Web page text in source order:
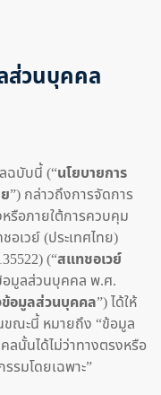
ส่วนบุคคล
ฉบับนี้ (“นโยบายการ
”) กล่าวถึงการจัดการ
รือภายใต้การควบคุม
เวย์ (ประเทศไทย)
(“สแทชอเวย์
มูลส่วนบุคคล พ.ศ.
อมูลส่วนบุคคล”) ได้ให้
ขณะนี้ หมายถึง “ข้อมูล
ลนั้นได้ไม่ว่าทางตรงหรือ
รมโดยเฉพาะ”